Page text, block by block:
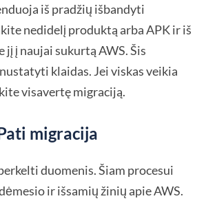
iš pradžių išbandyti
nedidelį produktą arba APK ir iš
į naujai sukurtą AWS. Šis
klaidas. Jei viskas veikia
visavertę migraciją.
migracija
duomenis. Šiam procesui
ir išsamių žinių apie AWS.